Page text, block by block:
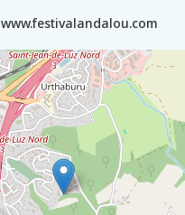
www.festivalandalou.com